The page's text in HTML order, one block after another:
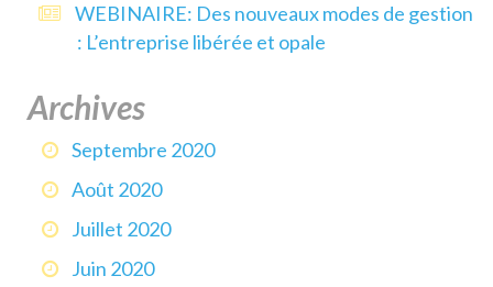
WEBINAIRE: Des nouveaux modes de gestion
: L’entreprise libérée et opale
Archives
Septembre 2020
Août 2020
Juillet 2020
Juin 2020